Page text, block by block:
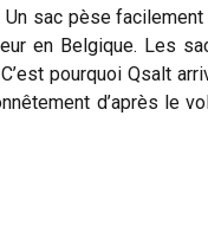
sac pèse facilement
en Belgique. Les
pourquoi Qsalt
d’après le